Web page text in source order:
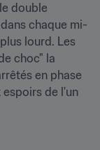
double
chaque mi-
lourd. Les
choc" la
en phase
de l'un